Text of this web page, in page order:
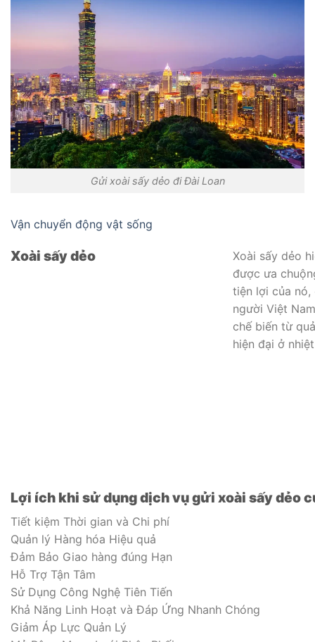
Gửi xoài sấy dẻo đi Đài Loan
Vận chuyển động vật sống
Xoài sấy dẻo
Xoài sấy dẻo
được ưa
tiện lợi của
người Việt
chế biến từ
hiện đại ở
Lợi ích khi sử dụng dịch vụ gửi xoài sấy dẻo
Tiết kiệm Thời gian và Chi phí
Quản lý Hàng hóa Hiệu quả
Đảm Bảo Giao hàng đúng Hạn
Hỗ Trợ Tận Tâm
Sử Dụng Công Nghệ Tiên Tiến
Khả Năng Linh Hoạt và Đáp Ứng Nhanh Chóng
Giảm Áp Lực Quản Lý